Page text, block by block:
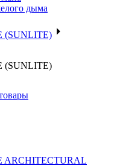
дыма
(SUNLITE)
(SUNLITE)
ARCHITECTURAL